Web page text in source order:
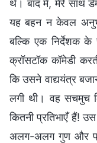
थे। बाद में, मेरे साथ
यह बहन न केवल
बल्कि एक निर्देशक
क्रॉसटॉक कॉमेडी
कि उसने वाद्ययंत्र
लगी थी। वह सचमुच
कितनी प्रतिभाएँ हैं!
अलग-अलग गुण और